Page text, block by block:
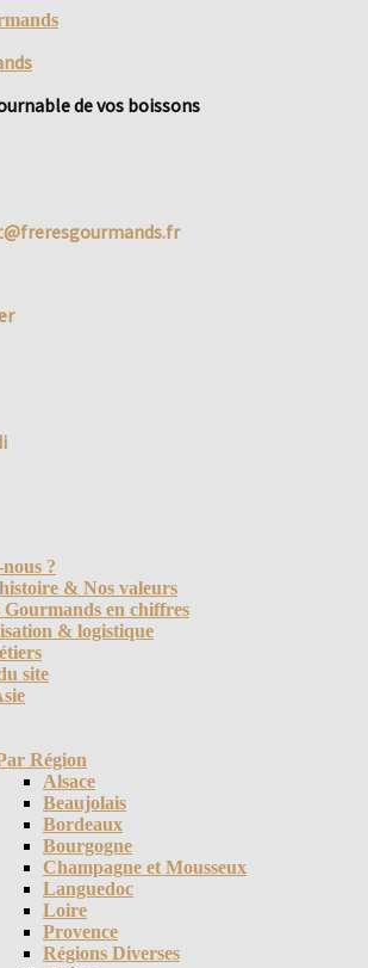
de vos boissons
?
& Nos valeurs
Gourmands en chiffres
& logistique
site
Région
Alsace
Beaujolais
Bordeaux
Bourgogne
Champagne et Mousseux
Languedoc
Loire
Provence
Régions Diverses